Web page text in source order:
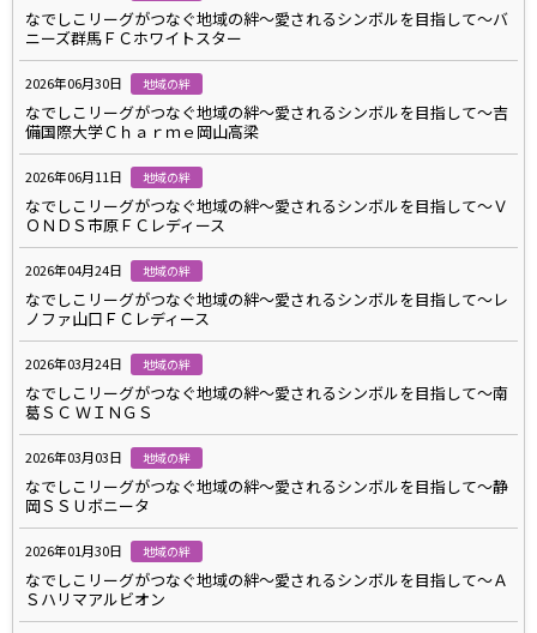
なでしこリーグがつなぐ地域の絆～愛されるシンボルを目指して～バ
ニーズ群馬ＦＣホワイトスター
2026年06月30日 地域の絆
なでしこリーグがつなぐ地域の絆～愛されるシンボルを目指して～吉
備国際大学Ｃｈａｒｍｅ岡山高梁
2026年06月11日 地域の絆
なでしこリーグがつなぐ地域の絆～愛されるシンボルを目指して～Ｖ
ＯＮＤＳ市原ＦＣレディース
2026年04月24日 地域の絆
なでしこリーグがつなぐ地域の絆～愛されるシンボルを目指して～レ
ノファ山口ＦＣレディース
2026年03月24日 地域の絆
なでしこリーグがつなぐ地域の絆～愛されるシンボルを目指して～南
葛ＳＣ ＷＩＮＧＳ
2026年03月03日 地域の絆
なでしこリーグがつなぐ地域の絆～愛されるシンボルを目指して～静
岡ＳＳＵボニータ
2026年01月30日 地域の絆
なでしこリーグがつなぐ地域の絆～愛されるシンボルを目指して～Ａ
Ｓハリマアルビオン